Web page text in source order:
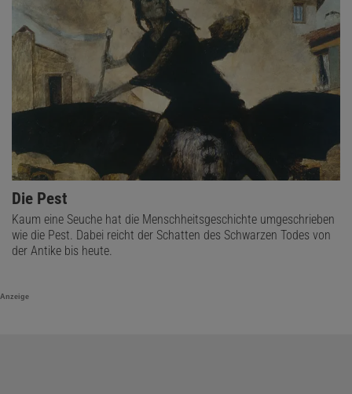
Die Pest
Kaum eine Seuche hat die Menschheitsgeschichte umgeschrieben
wie die Pest. Dabei reicht der Schatten des Schwarzen Todes von
der Antike bis heute.
Anzeige